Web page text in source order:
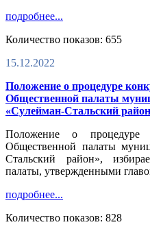
подробнее...
Количество показов: 655
15.12.2022
Положение о процедуре
Общественной палаты
«Сулейман-Стальский
Положение о процедуре
Общественной палаты
Стальский район»,
палаты, утвержденными
подробнее...
Количество показов: 828